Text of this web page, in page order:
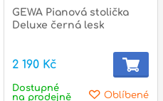
GEWA Pianová stolička
Deluxe černá lesk
2 190 Kč
Oblíbené
Dostupné
na prodejně